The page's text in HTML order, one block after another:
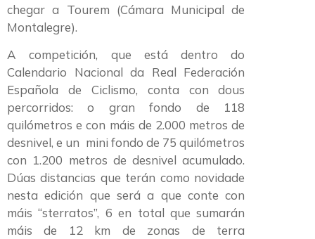
chegar a Tourem (Cámara Municipal de
Montalegre).
A competición, que está dentro do
Calendario Nacional da Real Federación
Española de Ciclismo, conta con dous
percorridos: o gran fondo de 118
quilómetros e con máis de 2.000 metros de
desnivel, e un mini fondo de 75 quilómetros
con 1.200 metros de desnivel acumulado.
Dúas distancias que terán como novidade
nesta edición que será a que conte con
máis “sterratos”, 6 en total que sumarán
máis de 12 km de zonas de terra